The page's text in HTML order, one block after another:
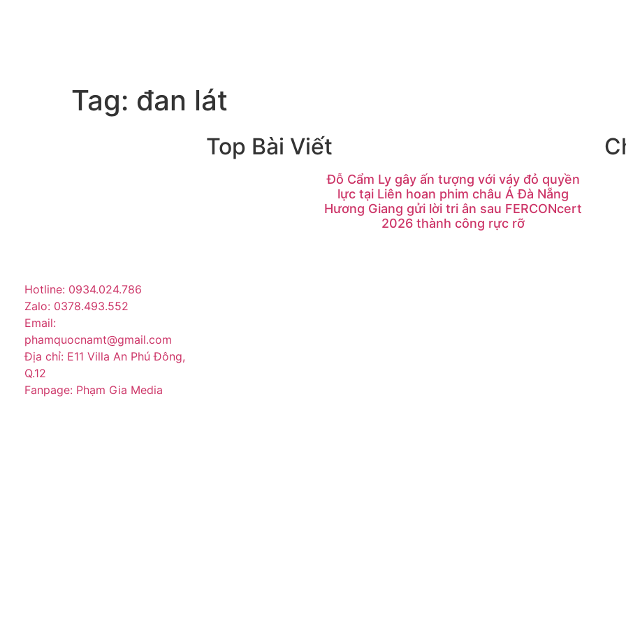
Tag: đan lát
Hotline: 0934.024.786
Zalo: 0378.493.552
Email:
phamquocnamt@gmail.com
Địa chỉ: E11 Villa An Phú Đông,
Q.12
Fanpage: Phạm Gia Media
Top Bài Viết
Đỗ Cẩm Ly gây ấn tượng với váy đỏ quyền
lực tại Liên hoan phim châu Á Đà Nẵng
Hương Giang gửi lời tri ân sau FERCONcert
2026 thành công rực rỡ